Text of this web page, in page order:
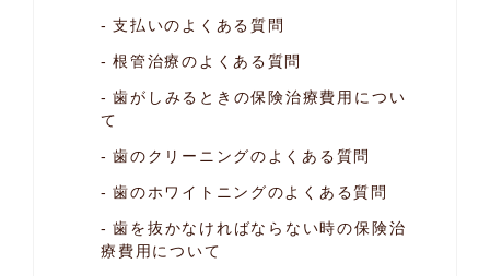
支払いのよくある質問
根管治療のよくある質問
歯がしみるときの保険治療費用につい
て
歯のクリーニングのよくある質問
歯のホワイトニングのよくある質問
歯を抜かなければならない時の保険治
療費用について